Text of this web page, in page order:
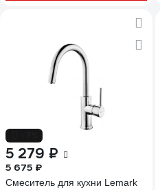
5 279 ₽
5 675 ₽
Смеситель для кухни Lemark